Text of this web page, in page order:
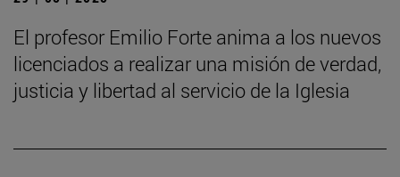
El profesor Emilio Forte anima a los nuevos
licenciados a realizar una misión de verdad,
justicia y libertad al servicio de la Iglesia